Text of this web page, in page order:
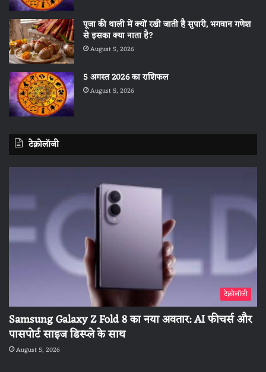
पूजा की थाली में क्यों रखी जाती है सुपारी, भगवान गणेश
से इसका क्या नाता है?
August 5, 2026
5 अगस्त 2026 का राशिफल
August 5, 2026
टेक्नोलॉजी
टेक्नोलॉजी
Samsung Galaxy Z Fold 8 का नया अवतार: AI फीचर्स और
पासपोर्ट साइज डिस्प्ले के साथ
August 5, 2026